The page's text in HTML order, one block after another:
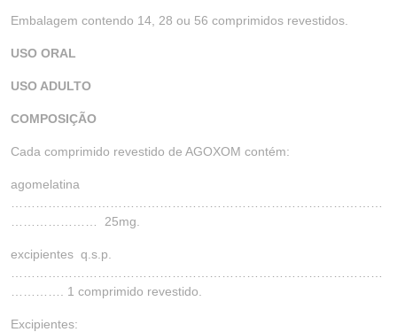
Embalagem contendo 14, 28 ou 56 comprimidos revestidos.
USO ORAL
USO ADULTO
COMPOSIÇÃO
Cada comprimido revestido de AGOXOM contém:
agomelatina
………………… 25mg.
excipientes q.s.p.
…………. 1 comprimido revestido.
Excipientes: